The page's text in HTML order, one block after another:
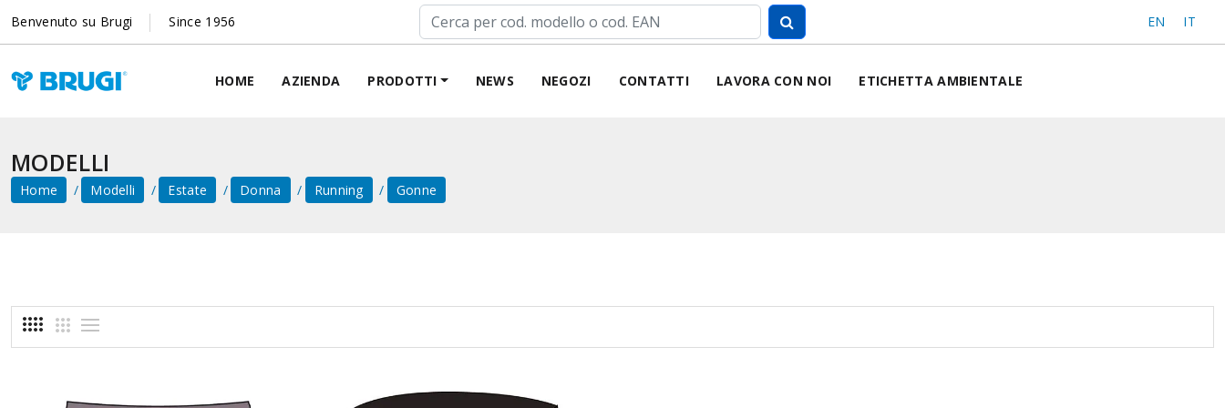
Benvenuto su Brugi Since 1956 EN IT
HOME AZIENDA PRODOTTI NEWS NEGOZI CONTATTI LAVORA CON NOI ETICHETTA AMBIENTALE
MODELLI
Home Modelli Estate Donna Running Gonne